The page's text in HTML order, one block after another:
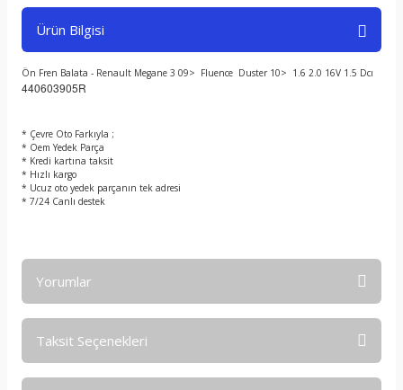
Ürün Bilgisi
Ön Fren Balata - Renault Megane 3 09> Fluence Duster 10> 1.6 2.0 16V 1.5 Dcı
440603905R
* Çevre Oto Farkıyla ;
* Oem Yedek Parça
* Kredi kartına taksit
* Hızlı kargo
* Ucuz oto yedek parçanın tek adresi
* 7/24 Canlı destek
Yorumlar
Taksit Seçenekleri